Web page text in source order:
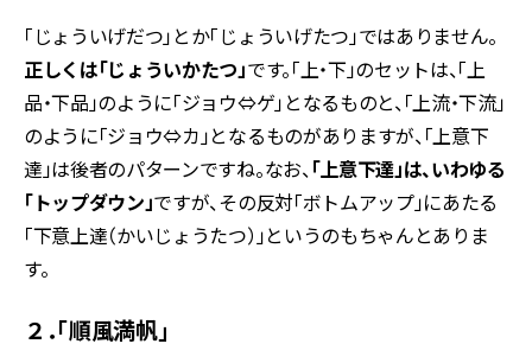
「じょういげだつ」とか「じょういげたつ」ではありません。
正しくは「じょういかたつ」です。「上・下」のセットは、「上
品・下品」のように「ジョウ⇔ゲ」となるものと、「上流・下流」
のように「ジョウ⇔カ」となるものがありますが、「上意下
達」は後者のパターンですね。なお、「上意下達」は、いわゆる
「トップダウン」ですが、その反対「ボトムアップ」にあたる
「下意上達（かいじょうたつ）」というのもちゃんとありま
す。
２．「順風満帆」